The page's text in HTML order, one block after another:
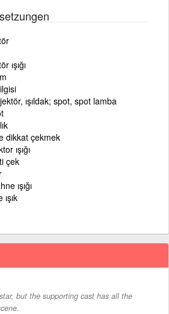
ışığı
ışıldak; spot, spot lamba
dikkat çekmek
ışığı
çek
ışığı
but the supporting cast has all the